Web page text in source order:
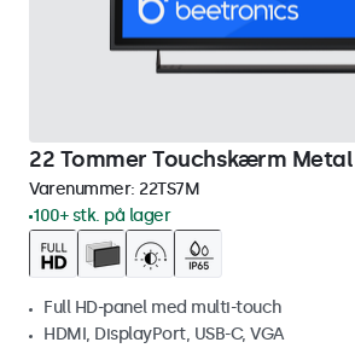
22 Tommer Touchskærm Metal
Varenummer: 22TS7M
100+ stk. på lager
Full HD-panel med multi-touch
HDMI, DisplayPort, USB-C, VGA